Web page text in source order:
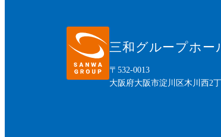
三和グループホー
〒532-0013
大阪府大阪市淀川区木川西2